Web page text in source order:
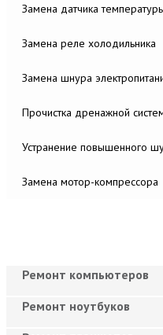
Замена датчика
Замена реле холодильника
Замена шнура
Прочистка дренажной
Устранение повышенного
Замена мотор-компрессора
Ремонт компьютеров
Ремонт ноутбуков